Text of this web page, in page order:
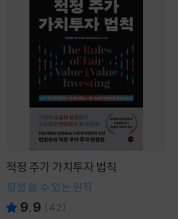
적정 주가 가치투자 법칙
평생 쓸 수 있는 원칙
9.9 (42)